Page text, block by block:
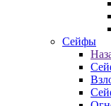
Сейфы